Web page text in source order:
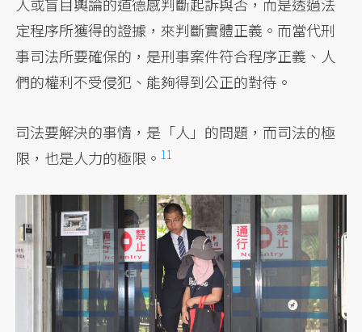
人或盲目輿論的道德感判斷起訴與否，而是透過法
定程序所獲得的證據，來判斷實體正義。而當代刑
事司法所要確保的，是刑事案件符合程序正義、人
們的權利不受侵犯、能夠得到公正的對待。
司法要解決的事情，是「人」的問題，而司法的極
限，也是人力的極限。11